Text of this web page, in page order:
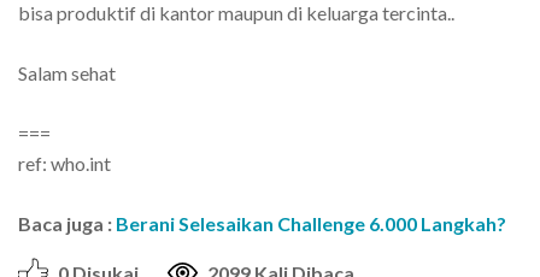
bisa produktif di kantor maupun di keluarga tercinta..
Salam sehat
===
ref: who.int
Baca juga : Berani Selesaikan Challenge 6.000 Langkah?